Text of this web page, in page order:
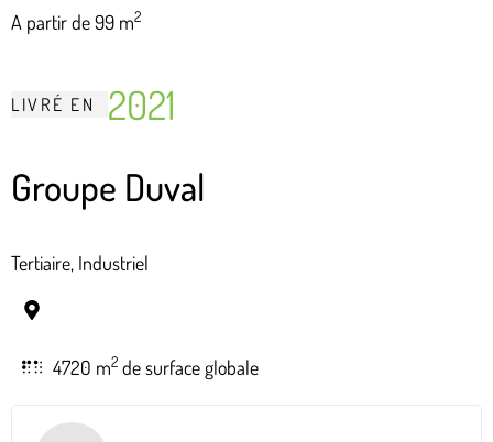
A partir de 99 m2
LIVRÉ EN 2021
Groupe Duval
Tertiaire, Industriel
4720 m2 de surface globale